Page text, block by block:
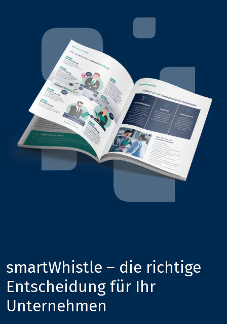
smartWhistle – die richtige
Entscheidung für Ihr
Unternehmen